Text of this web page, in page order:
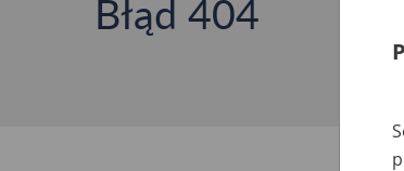
Błąd 404